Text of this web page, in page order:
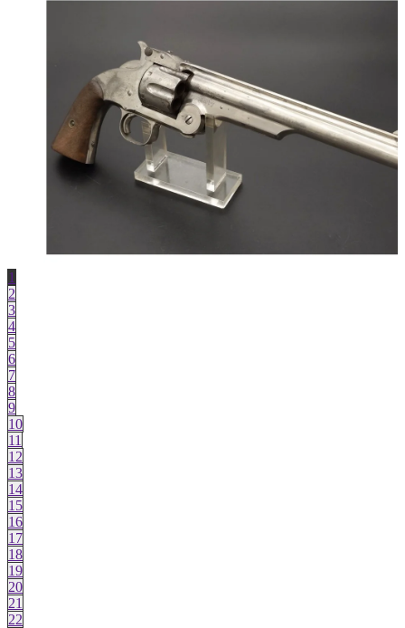
1
2
3
4
5
6
7
8
9
10
11
12
13
14
15
16
17
18
19
20
21
22